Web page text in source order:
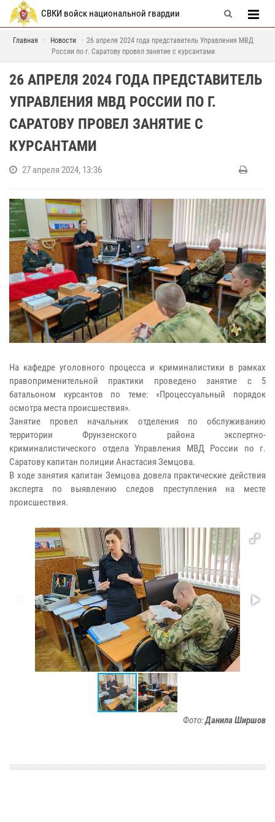
СВКИ войск национальной гвардии
Главная Новости
26 апреля 2024 года представитель Управления МВД
России по г. Саратову провел занятие с курсантами
26 АПРЕЛЯ 2024 ГОДА ПРЕДСТАВИТЕЛЬ
УПРАВЛЕНИЯ МВД РОССИИ ПО Г.
САРАТОВУ ПРОВЕЛ ЗАНЯТИЕ С
КУРСАНТАМИ
27 апреля 2024, 13:36
На кафедре уголовного процесса и криминалистики в рамках
правоприменительной практики проведено занятие с 5
батальоном курсантов по теме: «Процессуальный порядок
осмотра места происшествия».
Занятие провел начальник отделения по обслуживанию
территории Фрунзенского района экспертно-
криминалистического отдела Управления МВД России по г.
Саратову капитан полиции Анастасия Земцова.
В ходе занятия капитан Земцова довела практические действия
эксперта по выявлению следов преступления на месте
происшествия.
Фото:Данила Ширшов